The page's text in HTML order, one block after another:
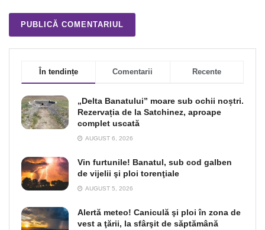
În tendințe Comentarii Recente
„Delta Banatului” moare sub ochii noștri.
Rezervația de la Satchinez, aproape
complet uscată
AUGUST 6, 2026
Vin furtunile! Banatul, sub cod galben
de vijelii şi ploi torenţiale
AUGUST 5, 2026
Alertă meteo! Caniculă şi ploi în zona de
vest a ţării, la sfârşit de săptămână